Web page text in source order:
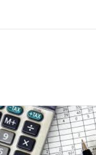
cours Comptabilité